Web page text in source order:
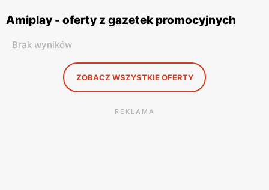
Amiplay - oferty z gazetek promocyjnych
Brak wyników
ZOBACZ WSZYSTKIE OFERTY
REKLAMA